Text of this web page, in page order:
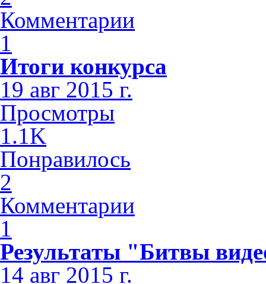
Комментарии
1
Итоги конкурса
19 авг 2015 г.
Просмотры
1.1K
Понравилось
2
Комментарии
1
Результаты "Битвы
14 авг 2015 г.